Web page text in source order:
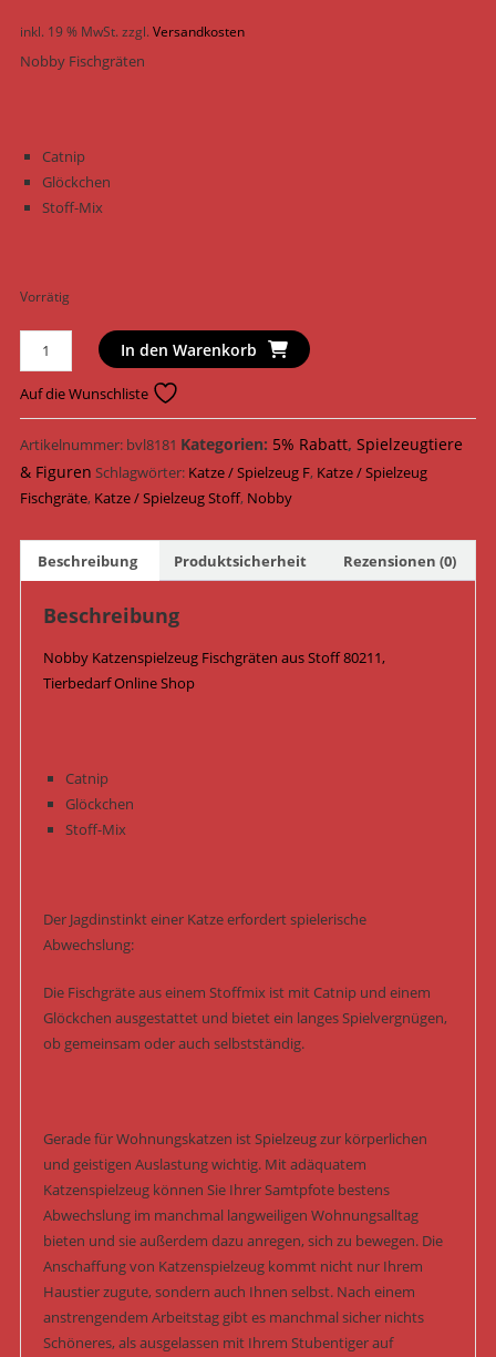
inkl. 19 % MwSt.zzgl.Versandkosten
Nobby Fischgräten
Catnip
Glöckchen
Stoff-Mix
Vorrätig
Nobby
Katzenspielzeug
Fischgräten
Stoff
24
cm
80211
Blau/Braun
Menge
In den Warenkorb
Auf die Wunschliste
Artikelnummer: bvl8181 Kategorien: 5% Rabatt, Spielzeugtiere
& Figuren Schlagwörter: Katze / Spielzeug F, Katze / Spielzeug
Fischgräte, Katze / Spielzeug Stoff, Nobby
Beschreibung Produktsicherheit Rezensionen (0)
Beschreibung
Nobby Katzenspielzeug Fischgräten aus Stoff 80211,
Tierbedarf Online Shop
Catnip
Glöckchen
Stoff-Mix
Der Jagdinstinkt einer Katze erfordert spielerische
Abwechslung:
Die Fischgräte aus einem Stoffmix ist mit Catnip und einem
Glöckchen ausgestattet und bietet ein langes Spielvergnügen,
ob gemeinsam oder auch selbstständig.
Gerade für Wohnungskatzen ist Spielzeug zur körperlichen
und geistigen Auslastung wichtig. Mit adäquatem
Katzenspielzeug können Sie Ihrer Samtpfote bestens
Abwechslung im manchmal langweiligen Wohnungsalltag
bieten und sie außerdem dazu anregen, sich zu bewegen. Die
Anschaffung von Katzenspielzeug kommt nicht nur Ihrem
Haustier zugute, sondern auch Ihnen selbst. Nach einem
anstrengendem Arbeitstag gibt es manchmal sicher nichts
Schöneres, als ausgelassen mit Ihrem Stubentiger auf